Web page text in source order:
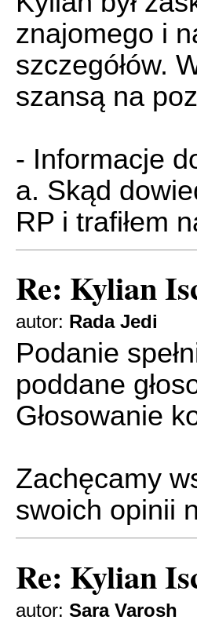
znajomego i
szczegółów.
szansą na
- Informacje
a. Skąd
RP i trafiłem
Re: Kylian
autor: Rada Jedi
Podanie
poddane
Głosowanie
Zachęcamy
swoich opinii
Re: Kylian
autor: Sara Varosh